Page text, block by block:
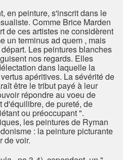
en peinture, s'inscrit dans le
Comme Brice Marden
de ces artistes ne considèrent
un terminus ad quem , mais
Les peintures blanches
nos regards. Elles
dans laquelle la
apéritives. La sévérité de
être le tribut payé à leur
répondre au voeu de
d'équilibre, de pureté, de
ou préoccupant ".
les peintures de Ryman
: la peinture picturante
de voir.